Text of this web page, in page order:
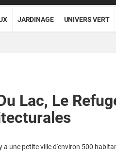
JARDINAGE UNIVERS VERT
Lac, Le
a une petite ville d'environ 500